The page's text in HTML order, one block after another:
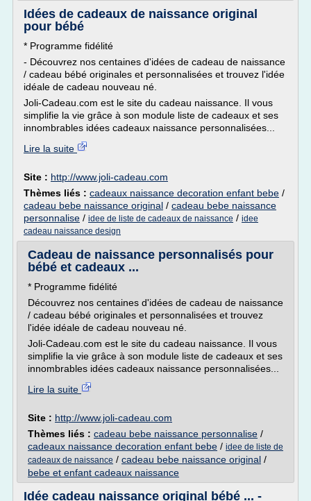
Idées de cadeaux de naissance original
pour bébé
* Programme fidélité
- Découvrez nos centaines d'idées de cadeau de naissance
/ cadeau bébé originales et personnalisées et trouvez l'idée
idéale de cadeau nouveau né.
Joli-Cadeau.com est le site du cadeau naissance. Il vous
simplifie la vie grâce à son module liste de cadeaux et ses
innombrables idées cadeaux naissance personnalisées...
Lire la suite
Site : http://www.joli-cadeau.com
Thèmes liés : cadeaux naissance decoration enfant bebe /
cadeau bebe naissance original / cadeau bebe naissance
personnalise / idee de liste de cadeaux de naissance / idee
cadeau naissance design
Cadeau de naissance personnalisés pour
bébé et cadeaux ...
* Programme fidélité
Découvrez nos centaines d'idées de cadeau de naissance
/ cadeau bébé originales et personnalisées et trouvez
l'idée idéale de cadeau nouveau né.
Joli-Cadeau.com est le site du cadeau naissance. Il vous
simplifie la vie grâce à son module liste de cadeaux et ses
innombrables idées cadeaux naissance personnalisées...
Lire la suite
Site : http://www.joli-cadeau.com
Thèmes liés : cadeau bebe naissance personnalise /
cadeaux naissance decoration enfant bebe / idee de liste de
cadeaux de naissance / cadeau bebe naissance original /
bebe et enfant cadeaux naissance
Idée cadeau naissance original bébé ... -